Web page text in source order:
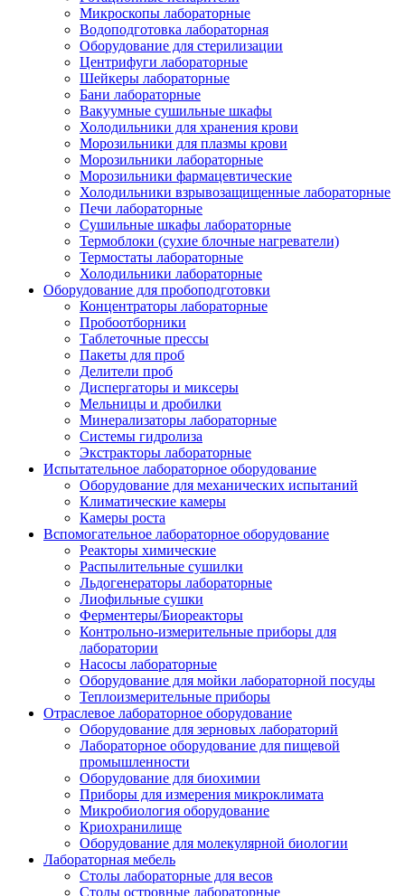
Микроскопы лабораторные
Водоподготовка лабораторная
Оборудование для стерилизации
Центрифуги лабораторные
Шейкеры лабораторные
Бани лабораторные
Вакуумные сушильные шкафы
Холодильники для хранения крови
Морозильники для плазмы крови
Морозильники лабораторные
Морозильники фармацевтические
Холодильники взрывозащищенные лабораторные
Печи лабораторные
Сушильные шкафы лабораторные
Термоблоки (сухие блочные нагреватели)
Термостаты лабораторные
Холодильники лабораторные
Оборудование для пробоподготовки
Концентраторы лабораторные
Пробоотборники
Таблеточные прессы
Пакеты для проб
Делители проб
Диспергаторы и миксеры
Мельницы и дробилки
Минерализаторы лабораторные
Системы гидролиза
Экстракторы лабораторные
Испытательное лабораторное оборудование
Оборудование для механических испытаний
Климатические камеры
Камеры роста
Вспомогательное лабораторное оборудование
Реакторы химические
Распылительные сушилки
Льдогенераторы лабораторные
Лиофильные сушки
Ферментеры/Биореакторы
Контрольно-измерительные приборы для
лаборатории
Насосы лабораторные
Оборудование для мойки лабораторной посуды
Теплоизмерительные приборы
Отраслевое лабораторное оборудование
Оборудование для зерновых лабораторий
Лабораторное оборудование для пищевой
промышленности
Оборудование для биохимии
Приборы для измерения микроклимата
Микробиология оборудование
Криохранилище
Оборудование для молекулярной биологии
Лабораторная мебель
Столы лабораторные для весов
Столы островные лабораторные